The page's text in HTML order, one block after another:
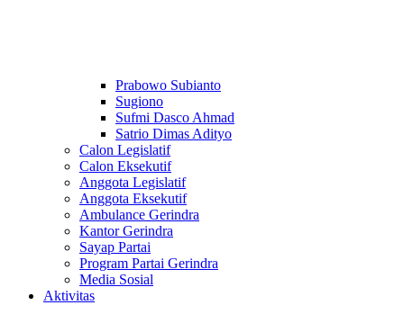
Prabowo Subianto
Sugiono
Sufmi Dasco Ahmad
Satrio Dimas Adityo
Calon Legislatif
Calon Eksekutif
Anggota Legislatif
Anggota Eksekutif
Ambulance Gerindra
Kantor Gerindra
Sayap Partai
Program Partai Gerindra
Media Sosial
Aktivitas